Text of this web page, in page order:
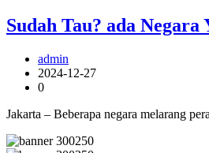
Sudah Tau? ada
admin
2024-12-27
0
Jakarta – Beberapa negara melarang